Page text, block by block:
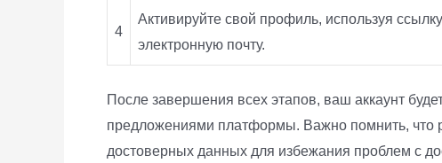
4
Активируйте свой профиль, используя
электронную почту.
После завершения всех этапов, ваш аккаунт
предложениями платформы. Важно помнить, что
достоверных данных для избежания проблем с